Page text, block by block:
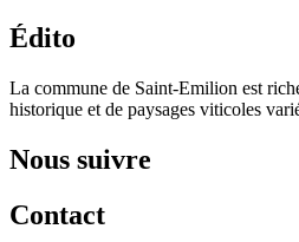
Édito
La commune de Saint-Emilion est
historique et de paysages viticoles
Nous suivre
Contact